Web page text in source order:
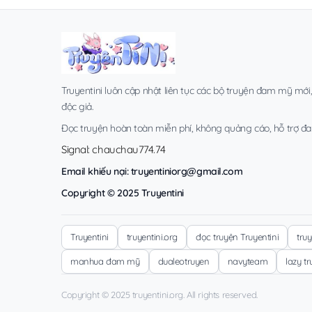
Truyentini luôn cập nhật liên tục các bộ truyện đam mỹ
độc giả.
Đọc truyện hoàn toàn miễn phí, không quảng cáo, hỗ trợ
Signal: chauchau774.74
Email khiếu nại:truyentiniorg@gmail.com
Copyright © 2025 Truyentini
Truyentini truyentini.org đọc truyện Truyentini
manhua đam mỹ dualeotruyen navyteam lazy
Copyright © 2025 truyentini.org. All rights reserved.